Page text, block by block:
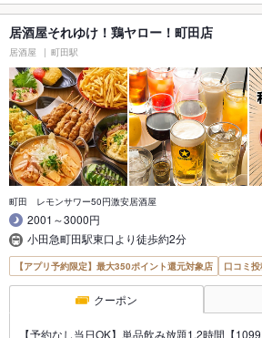
居酒屋それゆけ！鶏ヤロー！町田店
居酒屋 町田駅
町田 レモンサワー50円激安居酒屋
2001～3000円
小田急町田駅東口より徒歩約2分
【アプリ予約限定】最大350ポイント還元対象店 口コミ
クーポン
【予約なし当日OK】単品飲み放題1.2時間【